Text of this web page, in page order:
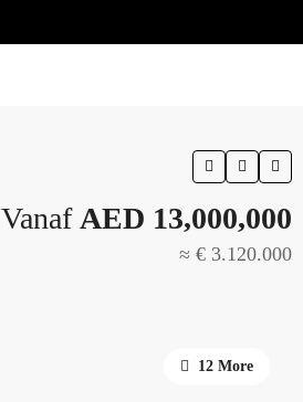
Vanaf AED 13,000,000
≈ € 3.120.000
12 More